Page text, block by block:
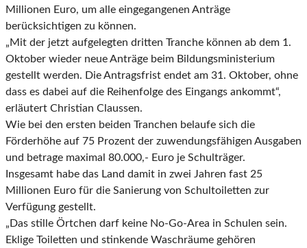
Millionen Euro, um alle eingegangenen Anträge
berücksichtigen zu können.
„Mit der jetzt aufgelegten dritten Tranche können ab dem 1.
Oktober wieder neue Anträge beim Bildungsministerium
gestellt werden. Die Antragsfrist endet am 31. Oktober, ohne
dass es dabei auf die Reihenfolge des Eingangs ankommt“,
erläutert Christian Claussen.
Wie bei den ersten beiden Tranchen belaufe sich die
Förderhöhe auf 75 Prozent der zuwendungsfähigen Ausgaben
und betrage maximal 80.000,- Euro je Schulträger.
Insgesamt habe das Land damit in zwei Jahren fast 25
Millionen Euro für die Sanierung von Schultoiletten zur
Verfügung gestellt.
„Das stille Örtchen darf keine No-Go-Area in Schulen sein.
Eklige Toiletten und stinkende Waschräume gehören